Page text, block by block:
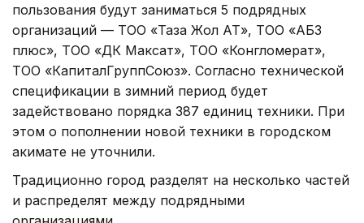
пользования будут заниматься 5 подрядных
организаций — ТОО «Таза Жол АТ», ТОО «АБЗ
плюс», ТОО «ДК Максат», ТОО «Конгломерат»,
ТОО «КапиталГруппСоюз». Согласно технической
спецификации в зимний период будет
задействовано порядка 387 единиц техники. При
этом о пополнении новой техники в городском
акимате не уточнили.
Традиционно город разделят на несколько частей
и распределят между подрядными